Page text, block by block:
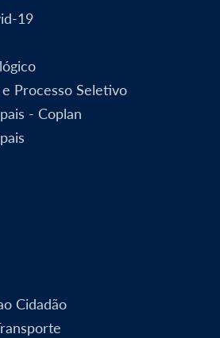
19
Processo Seletivo
- Coplan
Cidadão